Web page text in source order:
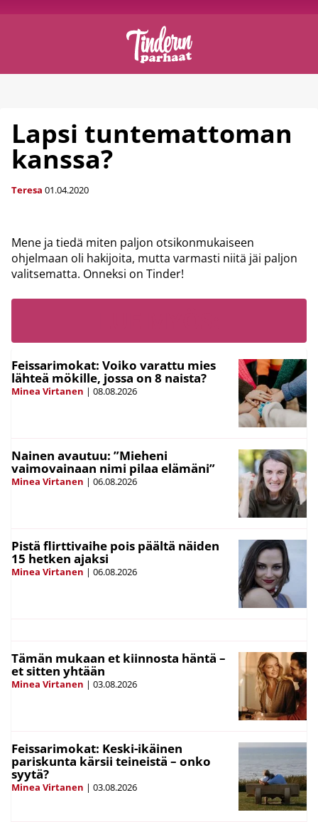
Lapsi tuntemattoman
kanssa?
Teresa 01.04.2020
Mene ja tiedä miten paljon otsikonmukaiseen
ohjelmaan oli hakijoita, mutta varmasti niitä jäi paljon
valitsematta. Onneksi on Tinder!
Feissarimokat: Voiko varattu mies
lähteä mökille, jossa on 8 naista?
Minea Virtanen | 08.08.2026
Nainen avautuu: ”Mieheni
vaimovainaan nimi pilaa elämäni”
Minea Virtanen | 06.08.2026
Pistä flirttivaihe pois päältä näiden
15 hetken ajaksi
Minea Virtanen | 06.08.2026
Tämän mukaan et kiinnosta häntä –
et sitten yhtään
Minea Virtanen | 03.08.2026
Feissarimokat: Keski-ikäinen
pariskunta kärsii teineistä – onko
syytä?
Minea Virtanen | 03.08.2026